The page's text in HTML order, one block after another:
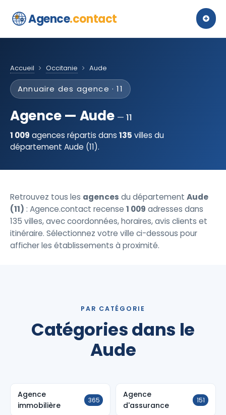
Agence.contact
Accueil Occitanie Aude
Annuaire des agence · 11
Agence — Aude
11
1 009 agences répartis dans 135 villes du
département Aude (11).
Retrouvez tous les agences du département Aude
(11) : Agence.contact recense 1 009 adresses dans
135 villes, avec coordonnées, horaires, avis clients et
itinéraire. Sélectionnez votre ville ci-dessous pour
afficher les établissements à proximité.
PAR CATÉGORIE
Catégories dans le
Aude
Agence
immobilière
365
Agence
d'assurance
151